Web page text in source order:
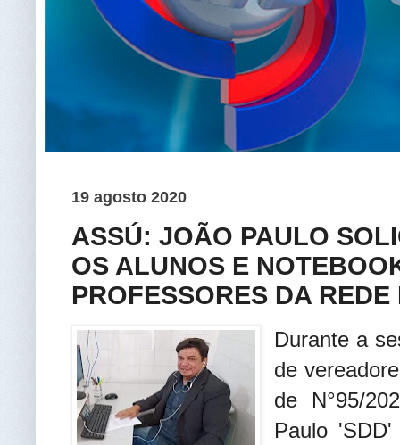
19 agosto 2020
ASSÚ: JOÃO PAULO
OS ALUNOS E
PROFESSORES DA
Durante a
de
de N°95/
Paulo